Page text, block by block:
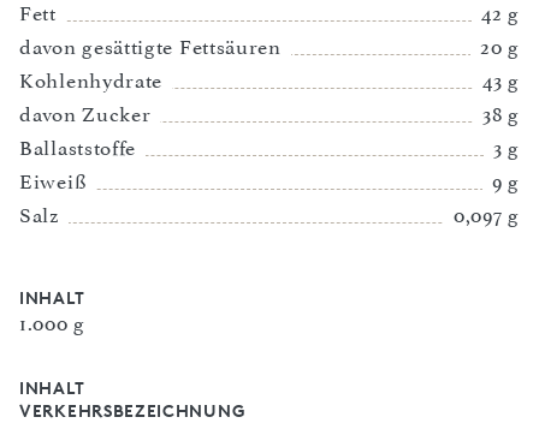
Fett
42 g
davon gesättigte Fettsäuren
20 g
Kohlenhydrate
43 g
davon Zucker
38 g
Ballaststoffe
3 g
Eiweiß
9 g
Salz
0,097 g
INHALT
1.000 g
INHALT
VERKEHRSBEZEICHNUNG